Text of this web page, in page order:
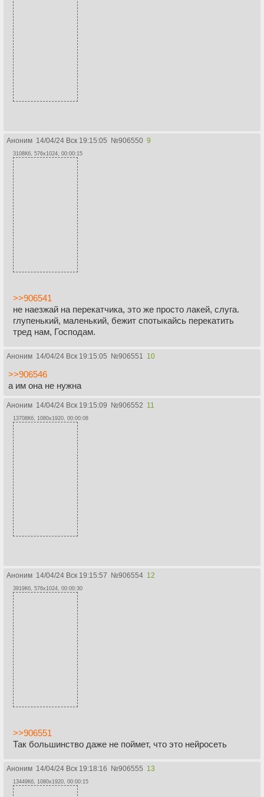
Аноним 14/04/24 Вск 19:15:05 №906550 9
3108Кб, 576x1024, 00:00:15
>>906541
не наезжай на перекатчика, это же просто лакей, слуга.
глупенький, маленький, бежит спотыкайсь перекатить
тред нам, Господам.
Аноним 14/04/24 Вск 19:15:05 №906551 10
>>906546
а им она не нужна
Аноним 14/04/24 Вск 19:15:09 №906552 11
13708Кб, 1080x1920, 00:00:08
Аноним 14/04/24 Вск 19:15:57 №906554 12
3919Кб, 576x1024, 00:00:30
>>906551
Так большинство даже не поймет, что это нейросеть
Аноним 14/04/24 Вск 19:18:16 №906555 13
13449Кб, 1080x1920, 00:00:15